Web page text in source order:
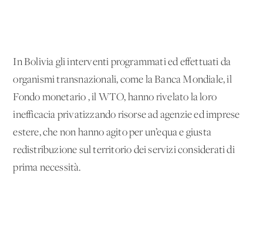
In Bolivia gli interventi programmati ed effettuati da
organismi transnazionali, come la Banca Mondiale, il
Fondo monetario , il WTO, hanno rivelato la loro
inefficacia privatizzando risorse ad agenzie ed imprese
estere, che non hanno agito per un’equa e giusta
redistribuzione sul territorio dei servizi considerati di
prima necessità.